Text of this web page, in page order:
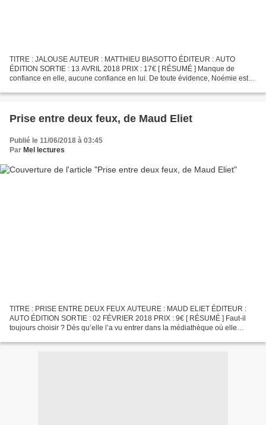
TITRE : JALOUSE AUTEUR : MATTHIEU BIASOTTO ÉDITEUR : AUTO
ÉDITION SORTIE : 13 AVRIL 2018 PRIX : 17€ [ RÉSUMÉ ] Manque de
confiance en elle, aucune confiance en lui. De toute évidence, Noémie est
Prise entre deux feux, de Maud Eliet
Publié le 11/06/2018 à 03:45
Par Mel lectures
TITRE : PRISE ENTRE DEUX FEUX AUTEURE : MAUD ELIET ÉDITEUR :
AUTO ÉDITION SORTIE : 02 FÉVRIER 2018 PRIX : 9€ [ RÉSUMÉ ] Faut-il
toujours choisir ? Dès qu’elle l’a vu entrer dans la médiathèque où elle